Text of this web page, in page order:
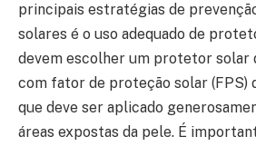
principais estratégias de
solares é o uso adequado de
devem escolher um protetor solar
com fator de proteção solar (FPS)
que deve ser aplicado
áreas expostas da pele. É